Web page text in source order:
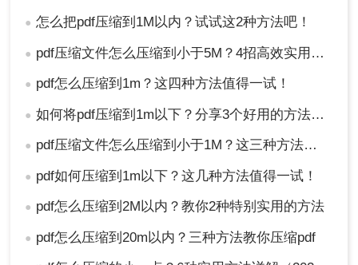
● 怎么把pdf压缩到1M以内？试试这2种方法吧！
● pdf压缩文件怎么压缩到小于5M？4招高效实用技巧轻松搞定！
● pdf怎么压缩到1m？这四种方法值得一试！
● 如何将pdf压缩到1m以下？分享3个好用的方法，简单又快捷
● pdf压缩文件怎么压缩到小于1M？这三种方法帮助你轻松完成压缩！
● pdf如何压缩到1m以下？这几种方法值得一试！
● pdf怎么压缩到2M以内？教你2种特别实用的方法
● pdf怎么压缩到20m以内？三种方法教你压缩pdf